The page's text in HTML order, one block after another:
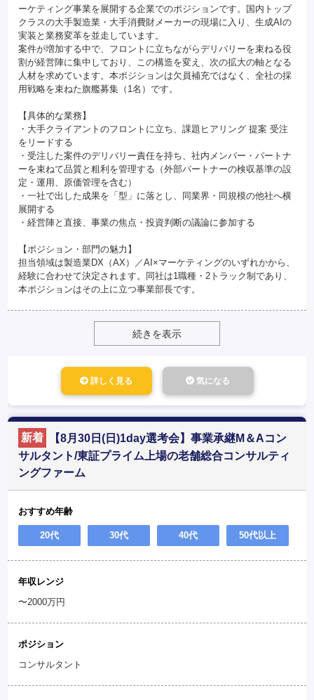
ーケティング事業を展開する企業でのポジションです。国内トップ
クラスの大手製造業・大手消費財メーカーの現場に入り、生成AIの
実装と業務変革を並走しています。
案件が増加する中で、フロントに立ちながらデリバリーを束ねる役
割が経営陣に集中しており、この構造を変え、次の拡大の軸となる
人材を求めています。本ポジションは欠員補充ではなく、全社の採
用戦略を束ねた旗艦募集（1名）です。
【具体的な業務】
・大手クライアントのフロントに立ち、課題ヒアリング 提案 受注
をリードする
・受注した案件のデリバリー責任を持ち、社内メンバー・パートナ
ーを束ねて品質と粗利を管理する（外部パートナーの検収基準の設
定・運用、原価管理を含む）
・一社で出した成果を「型」に落とし、同業界・同規模の他社へ横
展開する
・経営陣と直接、事業の焦点・投資判断の議論に参加する
【ポジション・部門の魅力】
担当領域は製造業DX（AX）／AI×マーケティングのいずれかから、
経験に合わせて決定されます。同社は1職種・2トラック制であり、
本ポジションはその上に立つ事業部長です。
続きを表示
詳しく見る 気になる
新着
【8月30日(日)1day選考会】事業承継M＆Aコン
サルタント/東証プライム上場の老舗総合コンサルティ
ングファーム
おすすめ年齢
20代 30代 40代 50代以上
年収レンジ
〜2000万円
ポジション
コンサルタント